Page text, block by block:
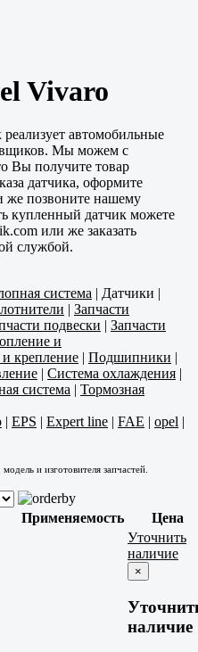
Vivaro
автомобильные
Мы можем с
Вы получите товар
датчика, оформите
же позвоните нашему
купленный датчик можете
или же заказать
службой.
система | Датчики |
| Запчасти
подвески | Запчасти
и
крепление | Подшипники |
| Система охлаждения |
система | Тормозная
| EPS | Expert line | FAE | opel |
и изготовителя запчастей.
Применяемость Цена
Уточнить
наличие
×
наличие